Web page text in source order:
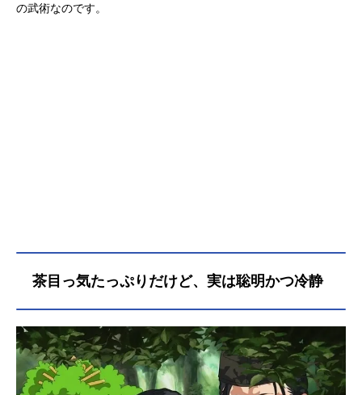
の武術なのです。
茶目っ気たっぷりだけど、実は聡明かつ冷静